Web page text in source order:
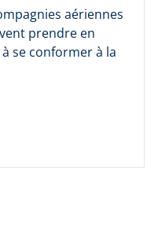
aériennes
prendre en
se conformer à la